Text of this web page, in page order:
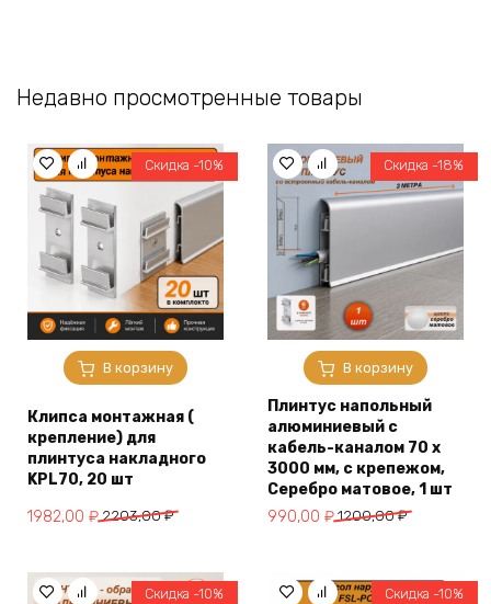
Недавно просмотренные товары
В корзину
Скидка -10%
Клипса монтажная (
крепление) для
плинтуса накладного
KPL70, 20 шт
2203,00₽
Первоначальная
2203,00 ₽.
1982,00 ₽
Текущая
В корзину
Скидка -18%
Плинтус напольный
алюминиевый с
кабель-каналом 70 х
3000 мм, с крепежом,
Серебро матовое, 1 шт
1200,00₽
Первоначальная
1200,00 ₽.
990,00 ₽
Текущая
Скидка -10% Скидка -10%